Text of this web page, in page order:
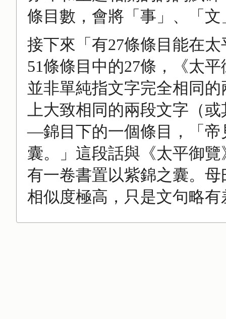
條目數，會將「事」、「
接下來「有27條條目能在
51條條目中的27條，《太
並非單純指文字完全相同
上大致相同的兩段文字（
—錦目下的一個條目，「帝
囊。」這段話與《太平御
有一卷書置以紫錦之囊。
相似度極高，只是文句略